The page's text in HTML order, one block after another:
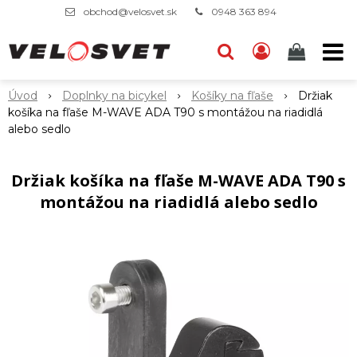
obchod@velosvet.sk 0948 363 894
Úvod Doplnky na bicykel Košíky na fľaše
Držiak
košíka na fľaše M-WAVE ADA T90 s montážou na riadidlá
alebo sedlo
Držiak košíka na fľaše M-WAVE ADA T90 s
montážou na riadidlá alebo sedlo